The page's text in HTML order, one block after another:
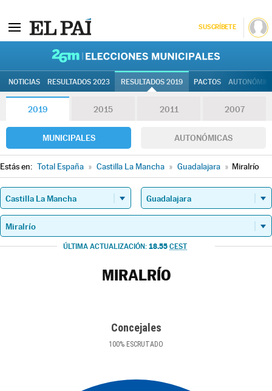
SUSCRÍBETE
NOTICIAS RESULTADOS 2023 RESULTADOS 2019 PACTOS
2019 2015 2011 2007
MUNICIPALES AUTONÓMICAS
Estás en: Total España » Castilla La Mancha » Guadalajara » Miralrío
ÚLTIMA ACTUALIZACIÓN: 18.55 CEST
MIRALRÍO
Concejales
100% ESCRUTADO